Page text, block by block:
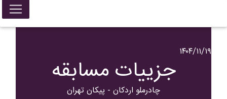
۱۴۰۴/۱۱/۱۹
جزییات مسابقه
چادرملو اردکان - پيکان تهران